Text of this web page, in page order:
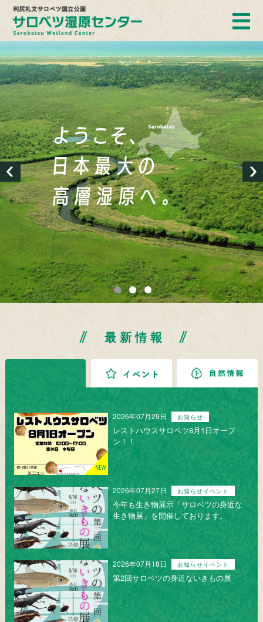
最新情報
お知らせ イベント
2026年07月29日 お知らせ
レストハウスサロベツ8月1日オープ
ン！！
2026年07月27日 お知らせイベント
今年も生き物展示「サロベツの身近な
生き物展」を開催しております。
2026年07月18日 お知らせイベント
第2回サロベツの身近ないきもの展